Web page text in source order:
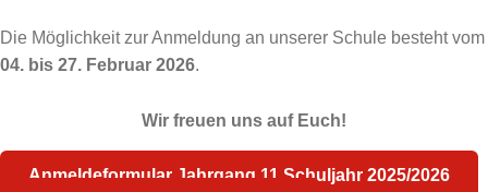
Die Möglichkeit zur Anmeldung an unserer Schule besteht vom
04. bis 27. Februar 2026.
Wir freuen uns auf Euch!
Anmeldeformular Jahrgang 11 Schuljahr 2025/2026